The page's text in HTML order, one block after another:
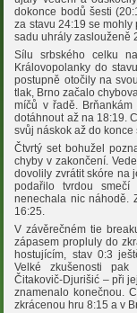
dokonce bodů šesti
za stavu 24:19 se mohly
sadu uhrály zaslouženě
Sílu srbského celku
Královopolanky do
postupně otočily na
tlak, Brno začalo
míčů v řadě.
dotáhnout až na 18:19.
svůj náskok až do
Čtvrtý set bohužel
chyby v zakončení.
dovolily zvrátit skóre na
podařilo tvrdou
nenechala nic náhodě.
16:25.
V závěrečném tie
zápasem propluly do
hostujícím, stav 0:3
Velké zkušenosti pak
Čitakovič-Djurišić – při
znamenalo konečnou.
zkrácenou hru 8:15 a v